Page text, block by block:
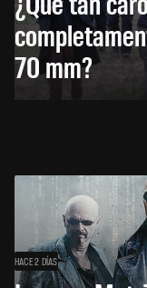
70 mm?
HACE 2 DÍAS